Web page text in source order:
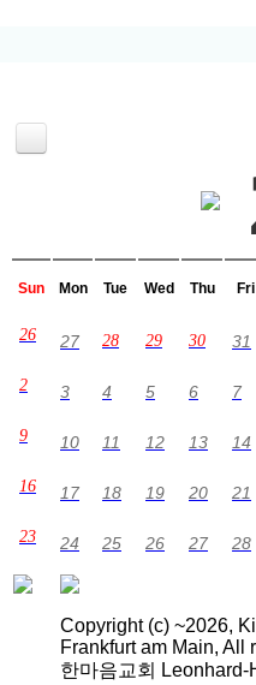
Sun Mon Tue Wed Thu Fri
26 27 28 29 30 31
2 3 4 5 6 7
9 10 11 12 13 14
16 17 18 19 20 21
23 24 25 26 27 28
Copyright (c) ~2026,
Frankfurt am Main, All
한마음교회